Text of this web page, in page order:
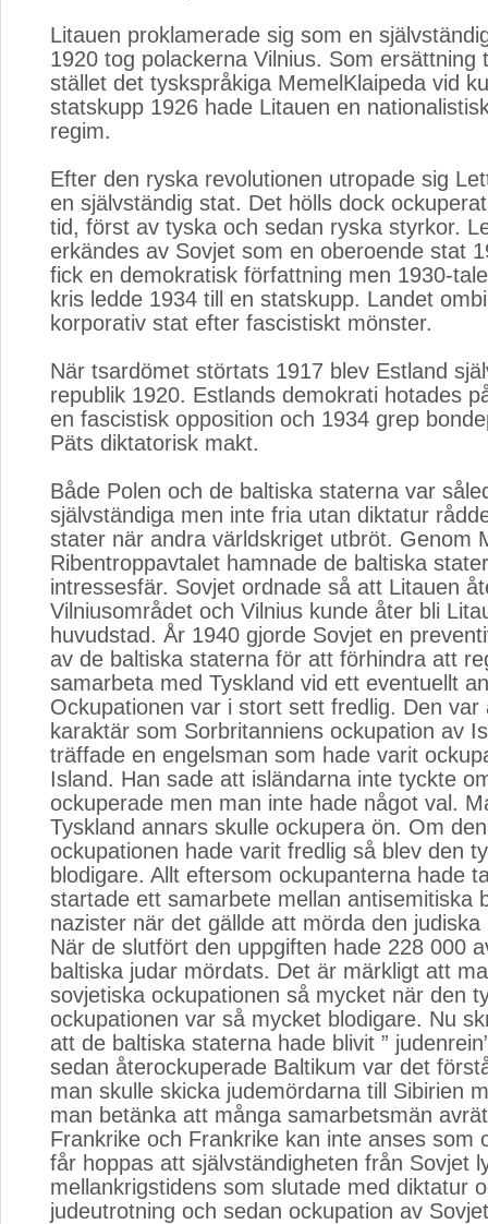
Litauen proklamerade sig som en
1920 tog polackerna Vilnius. Som ersättning
stället det tyskspråkiga MemelKlaipeda vid
statskupp 1926 hade Litauen en
regim.
Efter den ryska revolutionen utropade sig
en självständig stat. Det hölls dock
tid, först av tyska och sedan ryska styrkor.
erkändes av Sovjet som en oberoende stat
fick en demokratisk författning men 1930-
kris ledde 1934 till en statskupp. Landet
korporativ stat efter fascistiskt mönster.
När tsardömet störtats 1917 blev Estland
republik 1920. Estlands demokrati hotades
en fascistisk opposition och 1934 grep
Päts diktatorisk makt.
Både Polen och de baltiska staterna var
självständiga men inte fria utan diktatur
stater när andra världskriget utbröt. Genom
Ribentroppavtalet hamnade de baltiska
intressesfär. Sovjet ordnade så att Litauen
Vilniusområdet och Vilnius kunde åter bli
huvudstad. År 1940 gjorde Sovjet en
av de baltiska staterna för att förhindra att
samarbeta med Tyskland vid ett eventuellt
Ockupationen var i stort sett fredlig. Den var
karaktär som Sorbritanniens ockupation av
träffade en engelsman som hade varit
Island. Han sade att isländarna inte tyckte
ockuperade men man inte hade något val.
Tyskland annars skulle ockupera ön. Om
ockupationen hade varit fredlig så blev den
blodigare. Allt eftersom ockupanterna hade
startade ett samarbete mellan antisemitiska
nazister när det gällde att mörda den judiska
När de slutfört den uppgiften hade 228 000
baltiska judar mördats. Det är märkligt att
sovjetiska ockupationen så mycket när den
ockupationen var så mycket blodigare. Nu
att de baltiska staterna hade blivit ”
sedan återockuperade Baltikum var det
man skulle skicka judemördarna till Sibirien
man betänka att många samarbetsmän
Frankrike och Frankrike kan inte anses som
får hoppas att självständigheten från Sovjet
mellankrigstidens som slutade med diktatur
judeutrotning och sedan ockupation av